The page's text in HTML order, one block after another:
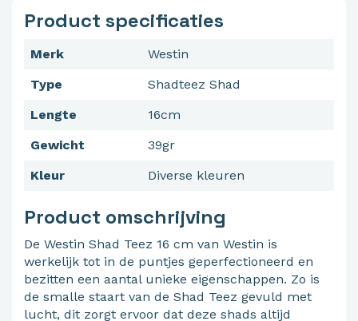
Product specificaties
Merk
Westin
Type
Shadteez Shad
Lengte
16cm
Gewicht
39gr
Kleur
Diverse kleuren
Product omschrijving
De Westin Shad Teez 16 cm van Westin is
werkelijk tot in de puntjes geperfectioneerd en
bezitten een aantal unieke eigenschappen. Zo is
de smalle staart van de Shad Teez gevuld met
lucht, dit zorgt ervoor dat deze shads altijd